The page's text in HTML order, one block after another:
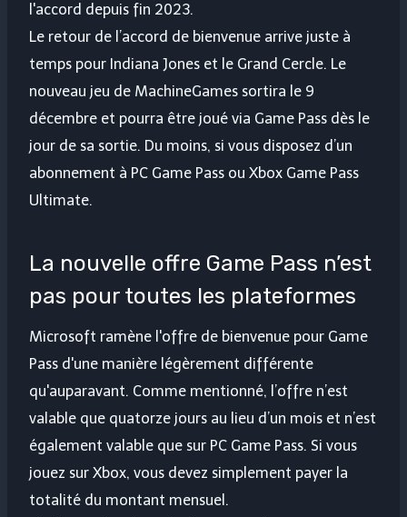
l'accord depuis fin 2023.
Le retour de l’accord de bienvenue arrive juste à
temps pour Indiana Jones et le Grand Cercle. Le
nouveau jeu de MachineGames sortira le 9
décembre et pourra être joué via Game Pass dès le
jour de sa sortie. Du moins, si vous disposez d’un
abonnement à PC Game Pass ou Xbox Game Pass
Ultimate.
La nouvelle offre Game Pass n’est
pas pour toutes les plateformes
Microsoft ramène l'offre de bienvenue pour Game
Pass d'une manière légèrement différente
qu'auparavant. Comme mentionné, l’offre n’est
valable que quatorze jours au lieu d’un mois et n’est
également valable que sur PC Game Pass. Si vous
jouez sur Xbox, vous devez simplement payer la
totalité du montant mensuel.